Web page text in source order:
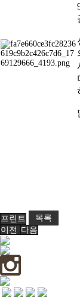
프린트
목록
이전
다음